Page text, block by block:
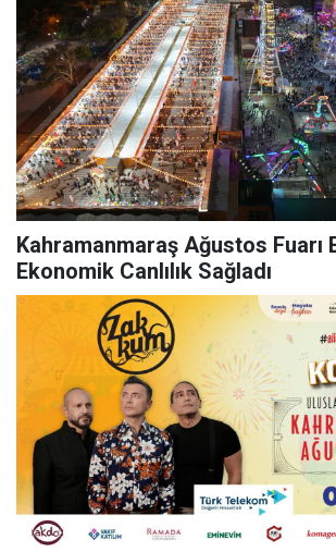
Kahramanmaraş Ağustos Fuarı
Ekonomik Canlılık Sağladı